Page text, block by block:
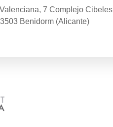
7 Complejo Cibeles
Benidorm (Alicante)